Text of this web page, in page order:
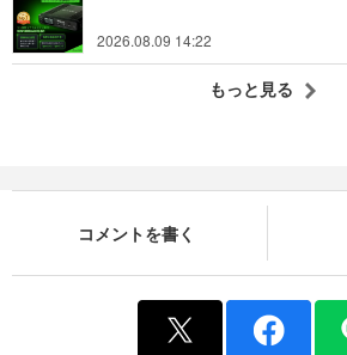
2026.08.09 14:22
もっと見る
コメントを書く